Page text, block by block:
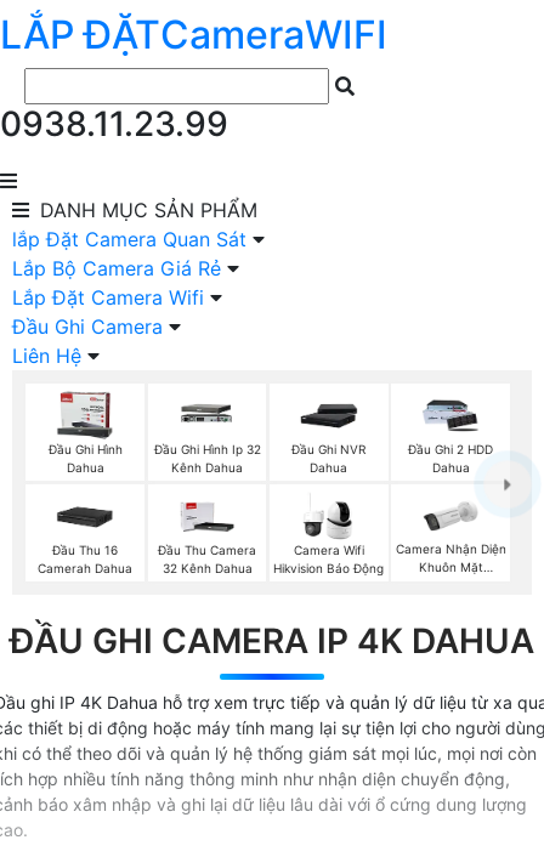
LẮP ĐẶTCameraWIFI
0938.11.23.99
DANH MỤC SẢN PHẨM
lắp Đặt Camera Quan Sát
Lắp Bộ Camera Giá Rẻ
Lắp Đặt Camera Wifi
Đầu Ghi Camera
Liên Hệ
Đầu Ghi Hình
Dahua
Đầu Ghi Hình Ip 32
Kênh Dahua
Đầu Ghi NVR
Dahua
Đầu Ghi 2 HDD
Dahua
Đầu Thu 16
Camerah Dahua
Đầu Thu Camera
32 Kênh Dahua
Camera Wifi
Hikvision Báo Động
Camera Nhận Diện
Khuôn Mặt
ĐẦU GHI CAMERA IP 4K DAHUA
ghi IP 4K Dahua hỗ trợ xem trực tiếp và quản lý dữ liệu từ xa
thiết bị di động hoặc máy tính mang lại sự tiện lợi cho người
có thể theo dõi và quản lý hệ thống giám sát mọi lúc, mọi nơi còn
hợp nhiều tính năng thông minh như nhận diện chuyển động,
báo xâm nhập và ghi lại dữ liệu lâu dài với ổ cứng dung lượng